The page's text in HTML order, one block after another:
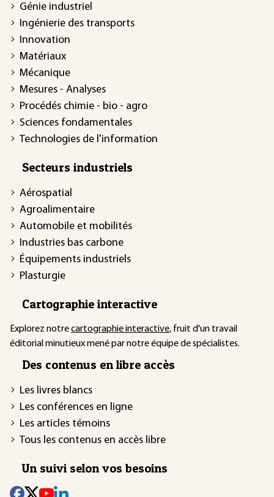
Génie industriel
Ingénierie des transports
Innovation
Matériaux
Mécanique
Mesures - Analyses
Procédés chimie - bio - agro
Sciences fondamentales
Technologies de l'information
Secteurs industriels
Aérospatial
Agroalimentaire
Automobile et mobilités
Industries bas carbone
Équipements industriels
Plasturgie
Cartographie interactive
Explorez notrecartographie interactive, fruit d'un travail
éditorial minutieux mené par notre équipe de spécialistes.
Des contenus en libre accès
Les livres blancs
Les conférences en ligne
Les articles témoins
Tous les contenus en accès libre
Un suivi selon vos besoins